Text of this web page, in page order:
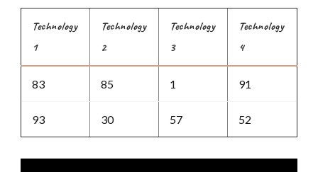
Technology
1
Technology
2
Technology
3
Technology
4
83 85 1 91
93 30 57 52